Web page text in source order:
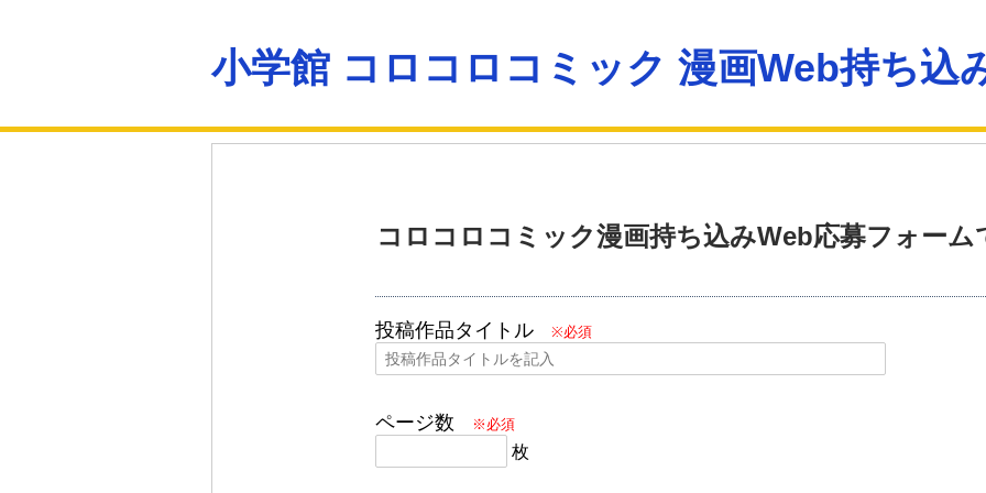
小学館 コロコロコミック 漫画Web持ち込
コロコロコミック漫画持ち込みWeb応募フォーム
投稿作品タイトル ※必須
ページ数 ※必須
枚